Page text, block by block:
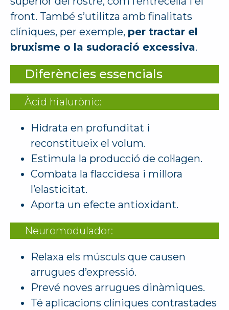
front. També s’utilitza amb finalitats
clíniques, per exemple, per tractar el
bruxisme o la sudoració excessiva.
Diferències essencials
Àcid hialurònic:
Hidrata en profunditat i
reconstitueix el volum.
Estimula la producció de col·lagen.
Combata la flaccidesa i millora
l’elasticitat.
Aporta un efecte antioxidant.
Neuromodulador:
Relaxa els músculs que causen
arrugues d’expressió.
Prevé noves arrugues dinàmiques.
Té aplicacions clíniques contrastades